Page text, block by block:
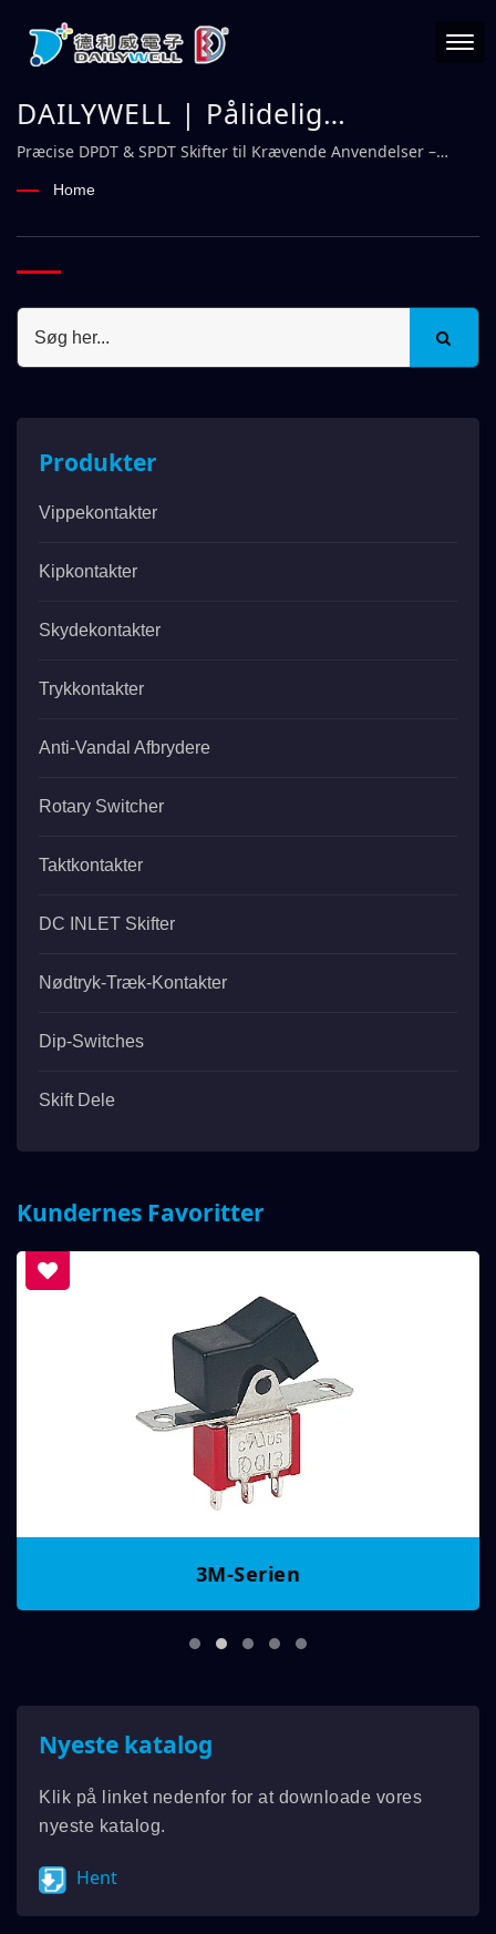
DAILYWELL | Pålidelig
elektromekanisk
kontaktproducent – DAILYWELL
Præcise DPDT & SPDT Skifter til Krævende Anvendelser –
Home
Produkter
Vippekontakter
Kipkontakter
Skydekontakter
Trykkontakter
Anti-Vandal Afbrydere
Rotary Switcher
Taktkontakter
DC INLET Skifter
Nødtryk-Træk-Kontakter
Dip-Switches
Skift Dele
Kundernes Favoritter
3M-Serien
Nyeste katalog
Klik på linket nedenfor for at downloade vores
nyeste katalog.
Hent